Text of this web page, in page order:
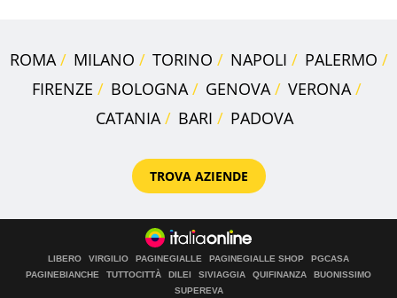
ROMA MILANO TORINO NAPOLI
PALERMO
FIRENZE
BOLOGNA GENOVA
VERONA
CATANIA
BARI PADOVA
TROVA AZIENDE
LIBERO VIRGILIO PAGINEGIALLE PAGINEGIALLE SHOP
PGCASA
PAGINEBIANCHE
TUTTOCITTÀ DILEI SIVIAGGIA QUIFINANZA
BUONISSIMO
SUPEREVA